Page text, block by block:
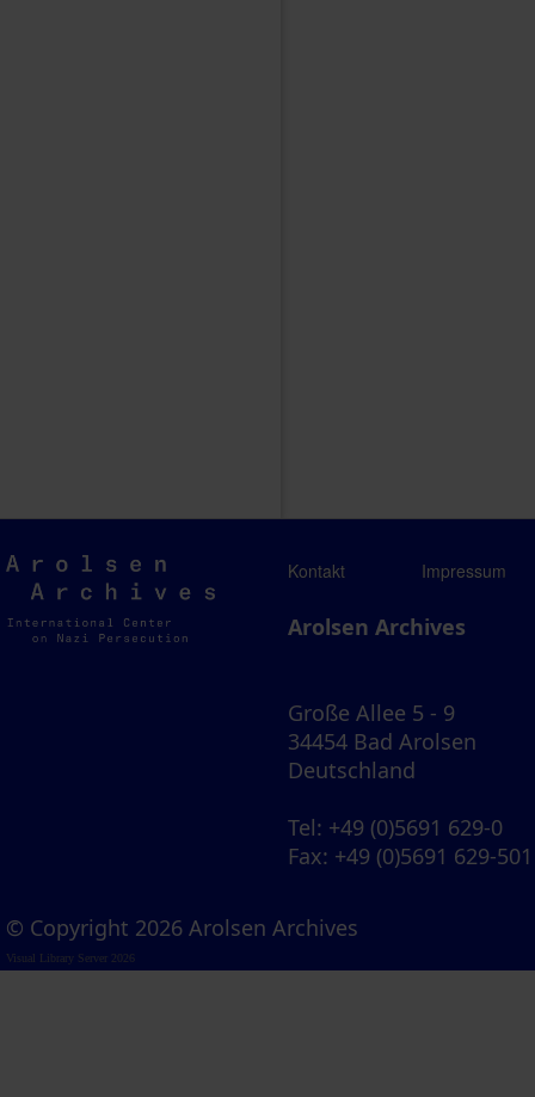
Arolsen
Archives
Kontakt Impressum
Arolsen Archives
Große Allee 5 - 9
34454 Bad Arolsen
Deutschland
Tel: +49 (0)5691 629-0
Fax: +49 (0)5691 629-501
© Copyright 2026 Arolsen Archives
Visual Library Server 2026